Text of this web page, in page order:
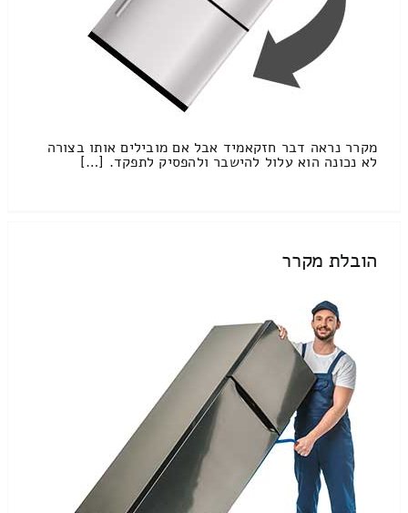
מקרר נראה דבר חזקאמיד אבל אם מובילים אותו בצורה
לא נכונה הוא עלול להישבר ולהפסיק לתפקד. […]
הובלת מקרר